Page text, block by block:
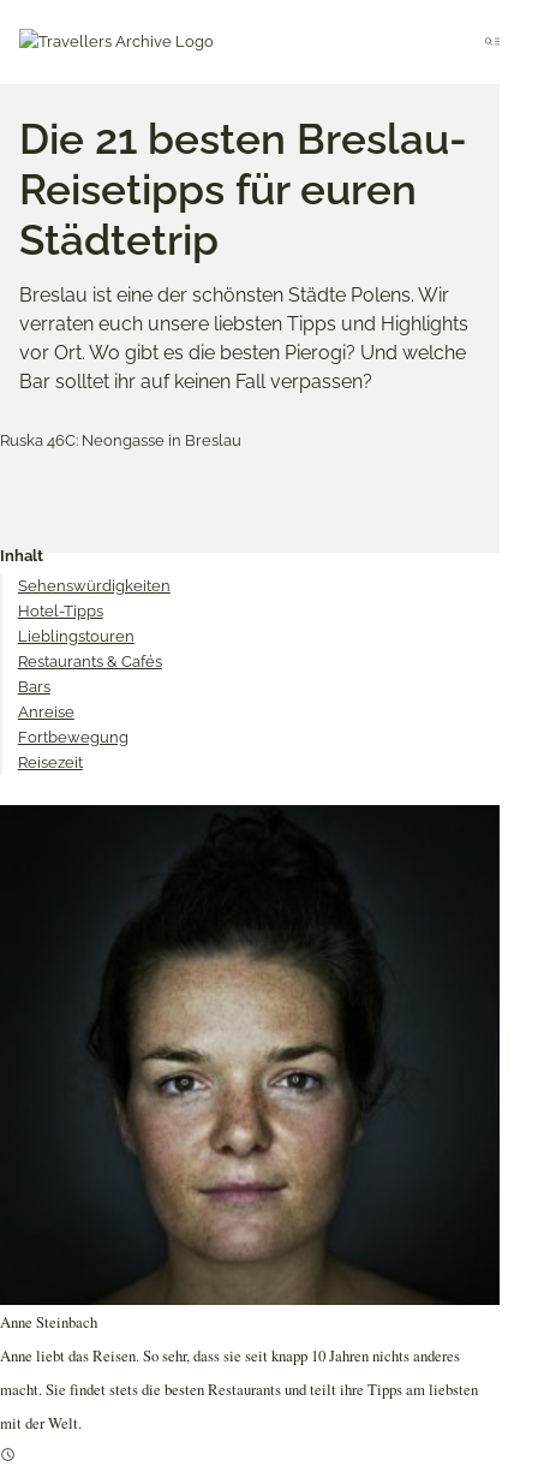
Menu
Die 21 besten Breslau-
Reisetipps für euren
Städtetrip
Breslau ist eine der schönsten Städte Polens. Wir
verraten euch unsere liebsten Tipps und Highlights
vor Ort. Wo gibt es die besten Pierogi? Und welche
Bar solltet ihr auf keinen Fall verpassen?
Twitter
Inhalt
Sehenswürdigkeiten
Hotel-Tipps
Lieblingstouren
Restaurants & Cafés
Bars
Anreise
Fortbewegung
Reisezeit
Anne Steinbach
Anne liebt das Reisen. So sehr, dass sie seit knapp 10 Jahren nichts anderes
macht. Sie findet stets die besten Restaurants und teilt ihre Tipps am liebsten
mit der Welt.